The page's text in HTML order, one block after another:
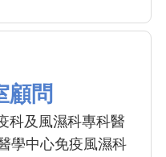
顧問
科及風濕科專科醫
學中心免疫風濕科